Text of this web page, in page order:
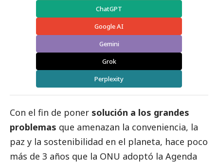
ChatGPT
Google AI
Gemini
Grok
Perplexity
Con el fin de poner solución a los grandes
problemas que amenazan la conveniencia, la
paz y la sostenibilidad en el planeta, hace poco
más de 3 años que la ONU adoptó la Agenda